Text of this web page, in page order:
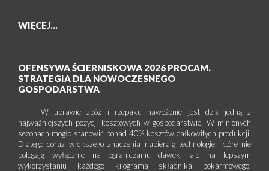
WIĘCEJ...
OFENSYWA ŚCIERNISKOWA 2026 PROCAM.
STRATEGIA DLA NOWOCZESNEGO
GOSPODARSTWA
W uprawie zbóż i rzepaku nawożenie jest dziś jedną z
najważniejszych pozycji kosztowych w gospodarstwie. W minionych
sezonach mogło stanowić ponad 40% kosztów całkowitych produkcji.
Dlatego coraz większego znaczenia nabierają technologie, które nie
polegają wyłącznie na ograniczaniu dawek, ale na lepszym
wykorzystaniu każdego kilograma składnika pokarmowego.